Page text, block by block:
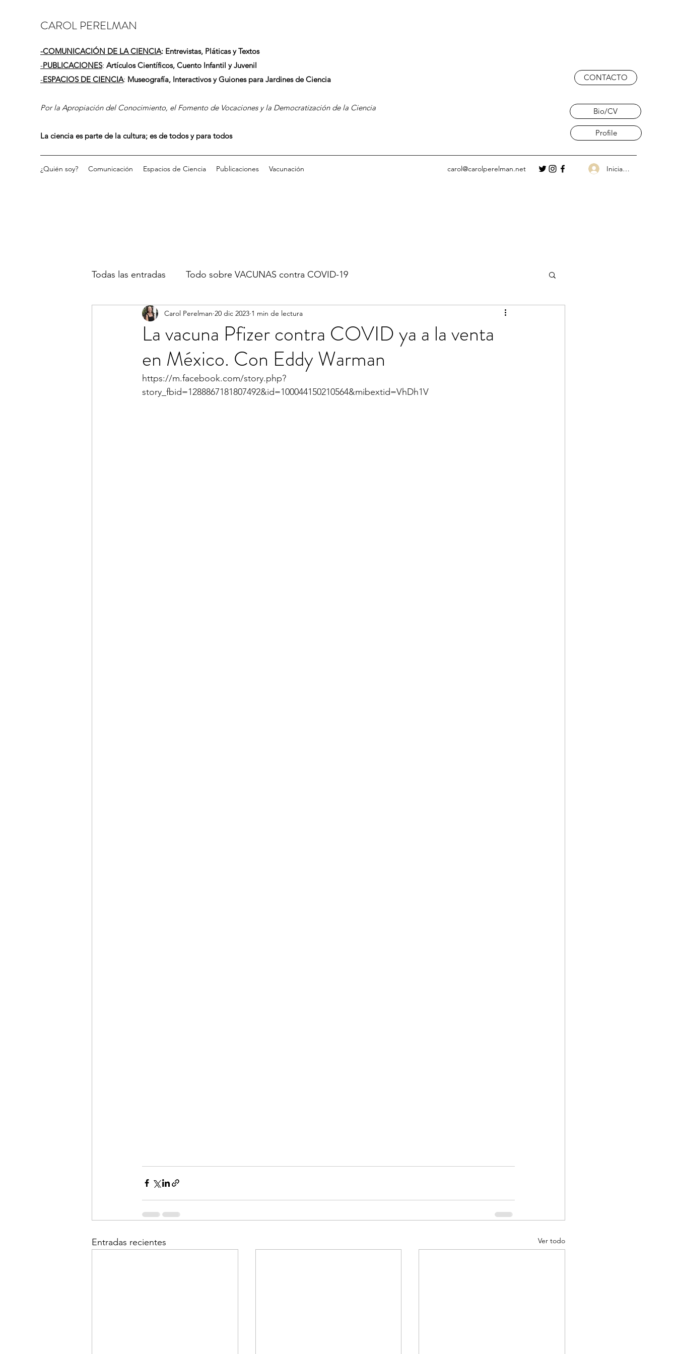
CAROL PERELMAN
-COMUNICACIÓN DE LA CIENCIA: Entrevistas, Pláticas y Textos
-PUBLICACIONES: Artículos Científicos, Cuento Infantil y Juvenil
-ESPACIOS DE CIENCIA: Museografía, Interactivos y Guiones para Jardines de Ciencia
Por la Apropiación del Conocimiento, el Fomento de Vocaciones y la Democratización de la Ciencia
La ciencia es parte de la cultura; es de todos y para todos
CONTACTO
Bio/CV
Profile
¿Quién soy? Comunicación Espacios de Ciencia Publicaciones Vacunación carol@carolperelman.net Iniciar sesión
Todas las entradas Todo sobre VACUNAS contra COVID-19
La vacuna Pfizer contra COVID ya a la venta
en México. Con Eddy Warman
Carol Perelman 20 dic 2023 1 min de lectura
https://m.facebook.com/story.php?
story_fbid=1288867181807492&id=100044150210564&mibextid=VhDh1V
Entradas recientes Ver todo